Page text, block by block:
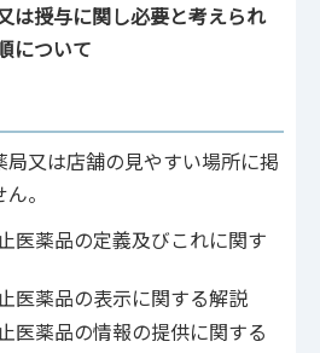
は授与に関し必要と考えられ
について
又は店舗の見やすい場所に掲
。
医薬品の定義及びこれに関す
医薬品の表示に関する解説
医薬品の情報の提供に関する